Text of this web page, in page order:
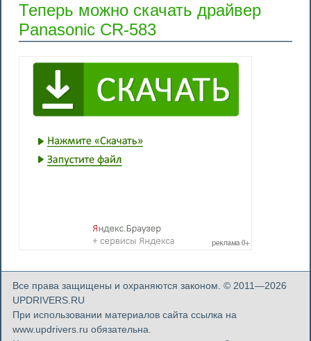
Теперь можно скачать драйвер
Panasonic CR-583
Все права защищены и охраняются законом. © 2011—2026
UPDRIVERS.RU
При использовании материалов сайта ссылка на
www.updrivers.ru обязательна.